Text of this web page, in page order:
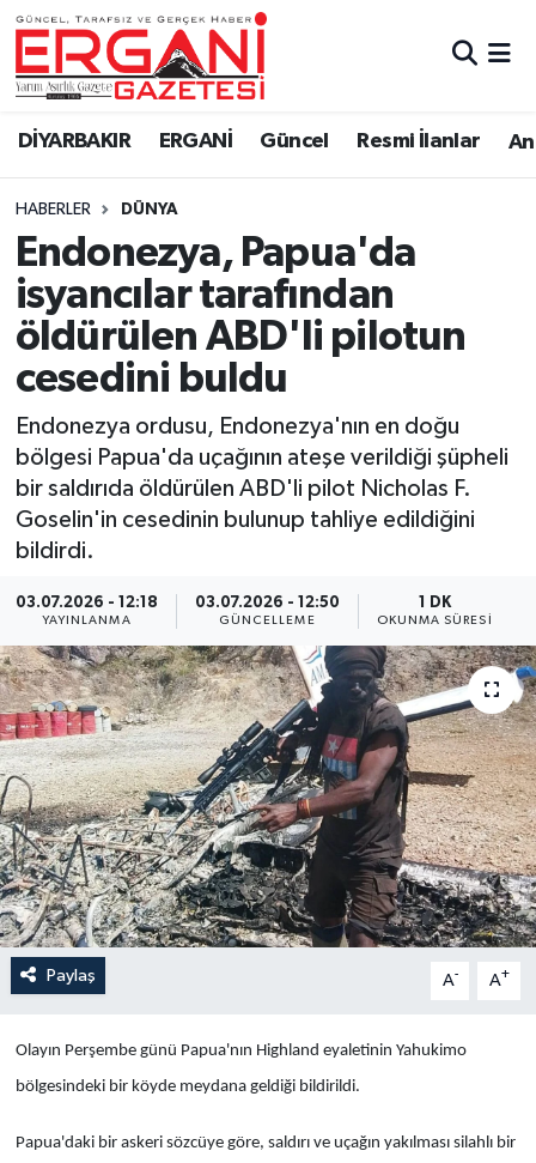
DİYARBAKIR ERGANİ Güncel Resmi İlanlar
HABERLER DÜNYA
Endonezya, Papua'da
isyancılar tarafından
öldürülen ABD'li pilotun
cesedini buldu
Endonezya ordusu, Endonezya'nın en doğu
bölgesi Papua'da uçağının ateşe verildiği şüpheli
bir saldırıda öldürülen ABD'li pilot Nicholas F.
Goselin'in cesedinin bulunup tahliye edildiğini
bildirdi.
03.07.2026 - 12:18
YAYINLANMA
03.07.2026 - 12:50
GÜNCELLEME
1 DK
OKUNMA SÜRESI
Paylaş A- A+
Olayın Perşembe günü Papua'nın Highland eyaletinin Yahukimo
bölgesindeki bir köyde meydana geldiği bildirildi.
Papua'daki bir askeri sözcüye göre, saldırı ve uçağın yakılması silahlı bir
DİYARBAKIR
BİSMİL
BAĞLAR
ERGANİ
Güncel
Resmi İlanlar
Sağlık
Si̇yaset
Spor
Bi̇li̇m & Teknoloji̇
Dünya
Eği̇ti̇m
Ergani Nöbetçi Eczaneler
Ergani Hava Durumu
Ergani Trafik Yoğunluk Haritası
Süper Lig Puan Durumu ve Fikstür
Tüm Manşetler
Son Dakika Haberleri
Haber Arşivi